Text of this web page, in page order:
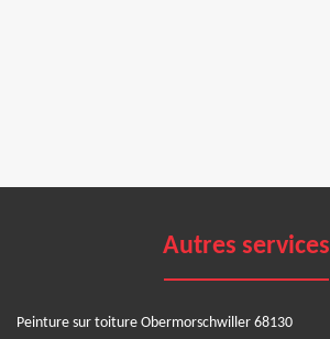
Autres services
Peinture sur toiture Obermorschwiller 68130